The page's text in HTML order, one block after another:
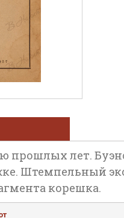
прошлых лет.
Штемпельный
корешка.